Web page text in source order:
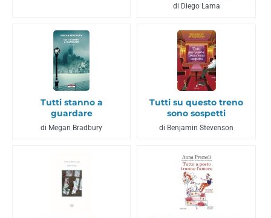
di Diego Lama
Tutti stanno a
guardare
di Megan Bradbury
Tutti su questo treno
sono sospetti
di Benjamin Stevenson